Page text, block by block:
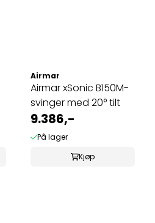
Airmar
Airmar xSonic B150M-
svinger med 20° tilt
9.386,-
På lager
Kjøp